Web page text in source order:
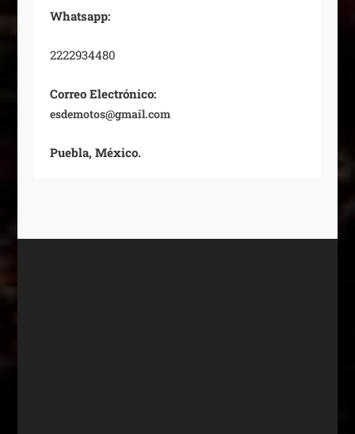
Whatsapp:
2222934480
Correo Electrónico:
esdemotos@gmail.com
Puebla, México.